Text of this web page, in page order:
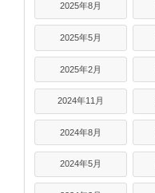
2025年8月
2025年5月
2025年2月
2024年11月
2024年8月
2024年5月